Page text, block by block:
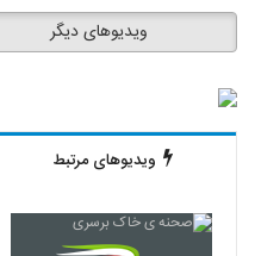
ویدیوهای دیگر
ویدیوهای مرتبط